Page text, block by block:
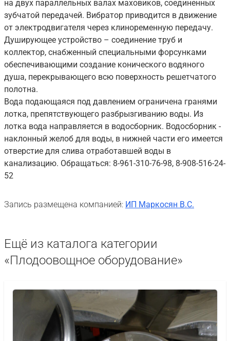
на двух параллельных валах маховиков, соединенных
зубчатой передачей. Вибратор приводится в движение
от электродвигателя через клиноременную передачу.
Душирующее устройство – соединение труб и
коллектор, снабженный специальными форсунками
обеспечивающими создание конического водяного
душа, перекрывающего всю поверхность решетчатого
полотна.
Вода подающаяся под давлением ограничена гранями
лотка, препятствующего разбрызгиванию воды. Из
лотка вода направляется в водосборник. Водосборник -
наклонный желоб для воды, в нижней части его имеется
отверстие для слива отработавшей воды в
канализацию. Обращаться: 8-961-310-76-98, 8-908-516-24-
52
Запись размещена компанией: ИП Маркосян В.С.
Ещё из каталога категории
«Плодоовощное оборудование»